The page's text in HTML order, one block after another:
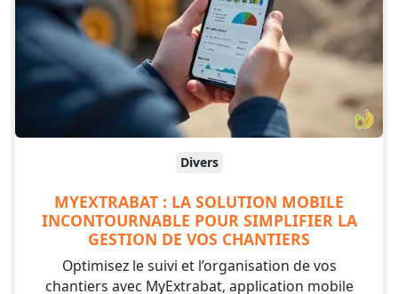
Divers
MYEXTRABAT : LA SOLUTION MOBILE
INCONTOURNABLE POUR SIMPLIFIER LA
GESTION DE VOS CHANTIERS
Optimisez le suivi et l’organisation de vos
chantiers avec MyExtrabat, application mobile